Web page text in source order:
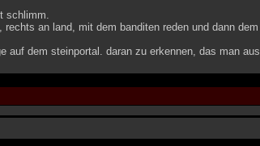
schlimm.
an land, mit dem banditen reden und dann dem
auf dem steinportal. daran zu erkennen, das man aus